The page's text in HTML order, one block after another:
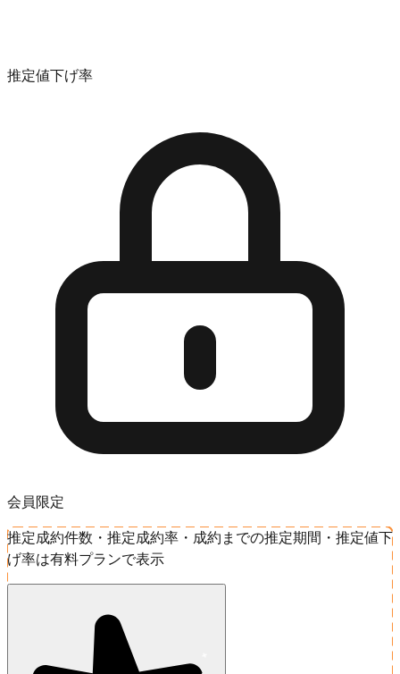
推定値下げ率
会員限定
推定成約件数・推定成約率・成約までの推定期間・推定値下
げ率は有料プランで表示